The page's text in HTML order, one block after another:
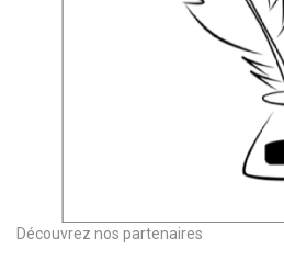
Découvrez nos partenaires